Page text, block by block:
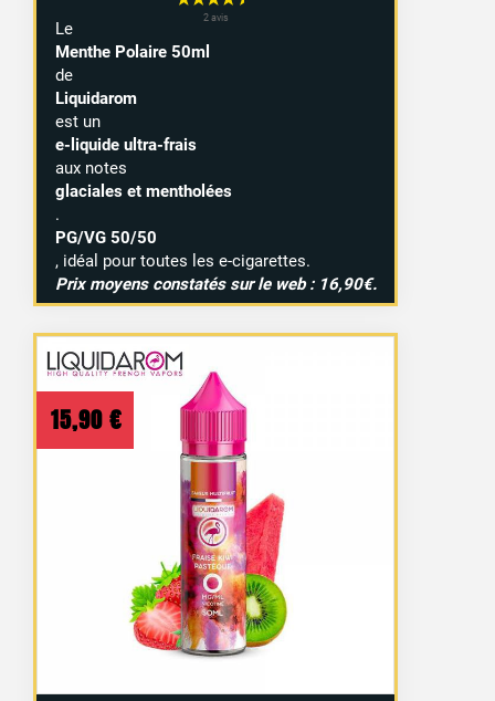
Le
Menthe Polaire 50ml
de
Liquidarom
est un
e-liquide ultra-frais
aux notes
glaciales et mentholées
.
PG/VG 50/50
, idéal pour toutes les e-cigarettes.
Prix moyens constatés sur le web : 16,90€.
15,90 €